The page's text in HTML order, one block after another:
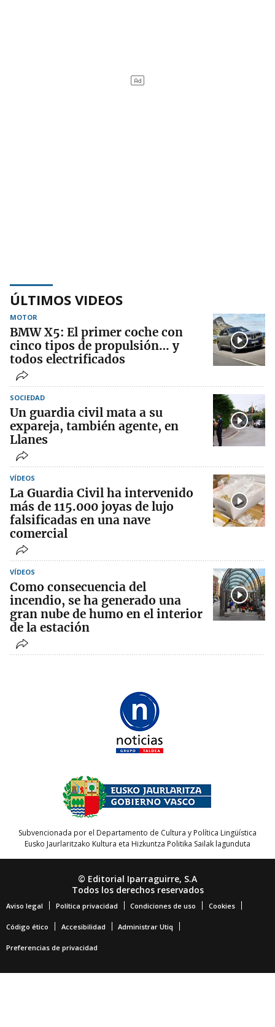
ÚLTIMOS VIDEOS
MOTOR
BMW X5: El primer coche con
cinco tipos de propulsión… y
todos electrificados
SOCIEDAD
Un guardia civil mata a su
expareja, también agente, en
Llanes
VÍDEOS
La Guardia Civil ha intervenido
más de 115.000 joyas de lujo
falsificadas en una nave
comercial
VÍDEOS
Como consecuencia del
incendio, se ha generado una
gran nube de humo en el interior
de la estación
Subvencionada por el Departamento de Cultura y Política Lingüística
Eusko Jaurlaritzako Kultura eta Hizkuntza Politika Sailak lagunduta
© Editorial Iparraguirre, S.A
Todos los derechos reservados
Aviso legal Política privacidad Condiciones de uso Cookies
Código ético Accesibilidad Administrar Utiq
Preferencias de privacidad